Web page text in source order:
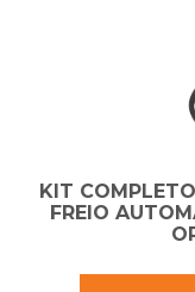
KIT
FREIO